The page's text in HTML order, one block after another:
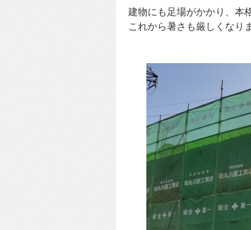
建物にも足場がかかり、本
これから暑さも厳しくなり